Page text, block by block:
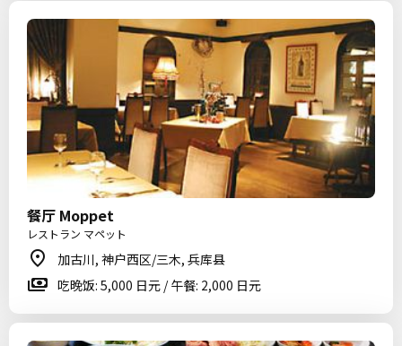
餐厅 Moppet
レストラン マペット
加古川, 神户西区/三木, 兵库县
吃晚饭: 5,000 日元 / 午餐: 2,000 日元